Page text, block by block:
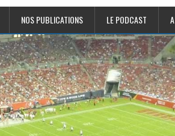
NOS PUBLICATIONS LE PODCAST